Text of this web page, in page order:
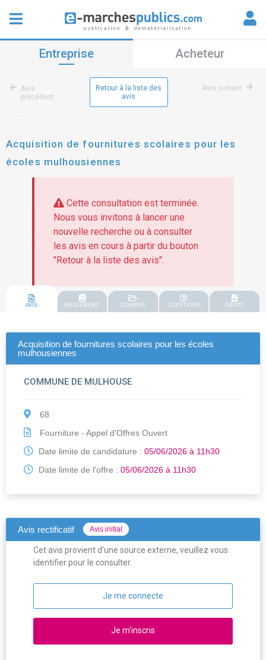
Entreprise Acheteur
Avis
précédent
Retour à la liste des
avis
Avis suivant
Acquisition de fournitures scolaires pour les
écoles mulhousiennes
Cette consultation est terminée.
Nous vous invitons à lancer une
nouvelle recherche ou à consulter
les avis en cours à partir du bouton
"Retour à la liste des avis".
AVIS REGLEMENT DOSSIER QUESTIONS DEPOT
Acquisition de fournitures scolaires pour les écoles
mulhousiennes
COMMUNE DE MULHOUSE
68
Fourniture - Appel d'Offres Ouvert
Date limite de candidature : 05/06/2026 à 11h30
Date limite de l'offre : 05/06/2026 à 11h30
Avis rectificatif Avis initial
Cet avis provient d'une source externe, veuillez vous
identifier pour le consulter.
Je me connecte
Je m'inscris